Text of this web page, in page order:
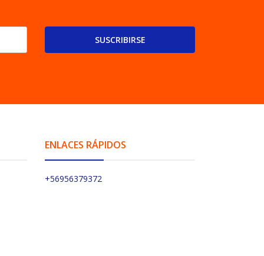
SUSCRIBIRSE
ENLACES RÁPIDOS
+56956379372